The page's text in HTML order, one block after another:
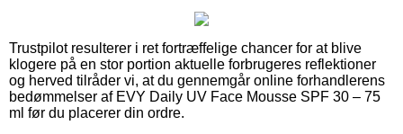
Trustpilot resulterer i ret fortræffelige chancer for at blive
klogere på en stor portion aktuelle forbrugeres reflektioner
og herved tilråder vi, at du gennemgår online forhandlerens
bedømmelser af EVY Daily UV Face Mousse SPF 30 – 75
ml før du placerer din ordre.